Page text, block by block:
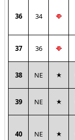
36 34
37 36
38 NE
39 NE
40 NE